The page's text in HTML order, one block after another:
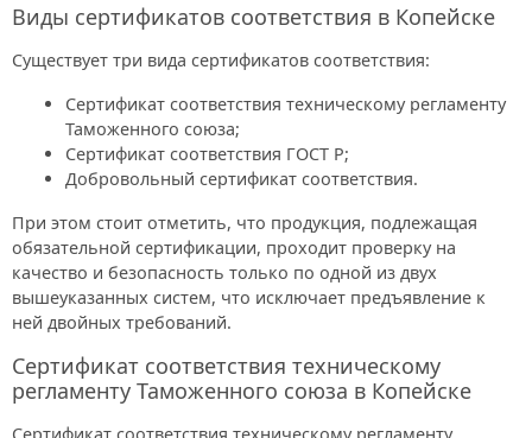
Виды сертификатов соответствия в Копейске
Существует три вида сертификатов соответствия:
Сертификат соответствия техническому регламенту
Таможенного союза;
Сертификат соответствия ГОСТ Р;
Добровольный сертификат соответствия.
При этом стоит отметить, что продукция, подлежащая
обязательной сертификации, проходит проверку на
качество и безопасность только по одной из двух
вышеуказанных систем, что исключает предъявление к
ней двойных требований.
Сертификат соответствия техническому
регламенту Таможенного союза в Копейске